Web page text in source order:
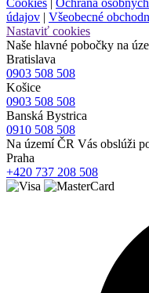
údajov | Všeobecné
Nastaviť cookies
Naše hlavné pobočky na
Bratislava
0903 508 508
Košice
0903 508 508
Banská Bystrica
0910 508 508
Na území ČR Vás obslúži
Praha
+420 737 208 508